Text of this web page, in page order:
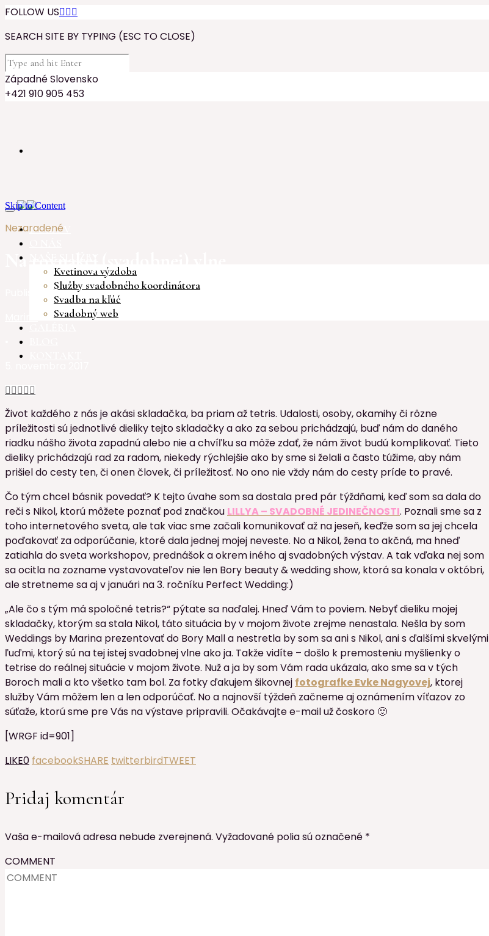
FOLLOW US
SEARCH SITE BY TYPING (ESC TO CLOSE)
Západné Slovensko
+421 910 905 453
DOMOV
Kvetinová výzdoba
Služby svadobného koordinátora
Svadba na kľúč
Svadobný web
Skip to Content
Nezaradené
Na rovnakej (svadobnej) vlne
Published By
    
Život každého z nás je akási skladačka, ba priam až tetris. Udalosti, osoby, okamihy či rôzne
príležitosti sú jednotlivé dieliky tejto skladačky a ako za sebou prichádzajú, buď nám do daného
riadku nášho života zapadnú alebo nie a chvíľku sa môže zdať, že nám život budú komplikovať. Tieto
dieliky prichádzajú rad za radom, niekedy rýchlejšie ako by sme si želali a často túžime, aby nám
prišiel do cesty ten, či onen človek, či príležitosť. No ono nie vždy nám do cesty príde to pravé.
Čo tým chcel básnik povedať? K tejto úvahe som sa dostala pred pár týždňami, keď som sa dala do
reči s Nikol, ktorú môžete poznať pod značkou LILLYA – SVADOBNÉ JEDINEČNOSTI. Poznali sme sa z
toho internetového sveta, ale tak viac sme začali komunikovať až na jeseň, keďže som sa jej chcela
poďakovať za odporúčanie, ktoré dala jednej mojej neveste. No a Nikol, žena to akčná, ma hneď
zatiahla do sveta workshopov, prednášok a okrem iného aj svadobných výstav. A tak vďaka nej som
sa ocitla na zozname vystavovateľov nie len Bory beauty & wedding show, ktorá sa konala v októbri,
ale stretneme sa aj v januári na 3. ročníku Perfect Wedding:)
„Ale čo s tým má spoločné tetris?“ pýtate sa naďalej. Hneď Vám to poviem. Nebyť dieliku mojej
skladačky, ktorým sa stala Nikol, táto situácia by v mojom živote zrejme nenastala. Nešla by som
Weddings by Marina prezentovať do Bory Mall a nestretla by som sa ani s Nikol, ani s ďalšími skvelými
ľuďmi, ktorý sú na tej istej svadobnej vlne ako ja. Takže vidíte – došlo k premosteniu myšlienky o
tetrise do reálnej situácie v mojom živote. Nuž a ja by som Vám rada ukázala, ako sme sa v tých
Boroch mali a kto všetko tam bol. Za fotky ďakujem šikovnej fotografke Evke Nagyovej, ktorej
služby Vám môžem len a len odporúčať. No a najnovší týždeň začneme aj oznámením víťazov zo
súťaže, ktorú sme pre Vás na výstave pripravili. Očakávajte e-mail už čoskoro 🙂
[WRGF id=901]
LIKE0 facebookSHARE twitterbirdTWEET
Pridaj komentár
Vaša e-mailová adresa nebude zverejnená. Vyžadované polia sú označené *
COMMENT